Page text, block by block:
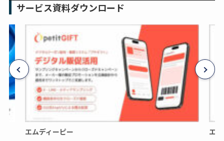
サービス資料ダウンロード
エムディーピー エ